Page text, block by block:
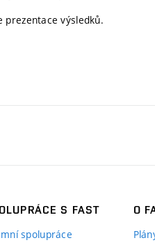
prezentace výsledků.
S FAST
spolupráce
O